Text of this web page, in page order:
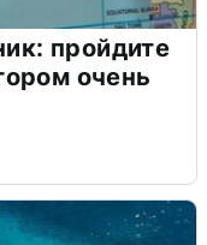
пройдите
очень